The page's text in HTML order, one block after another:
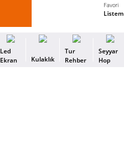
Favori
Listem
Led
Ekran
Kulaklık
Tur
Rehber
Seyyar
Hop